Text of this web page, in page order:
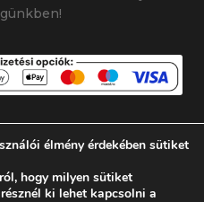
MANUFAKTÚRA
élmény érdekében sütiket
hogy milyen sütiket
résznél ki lehet kapcsolni a